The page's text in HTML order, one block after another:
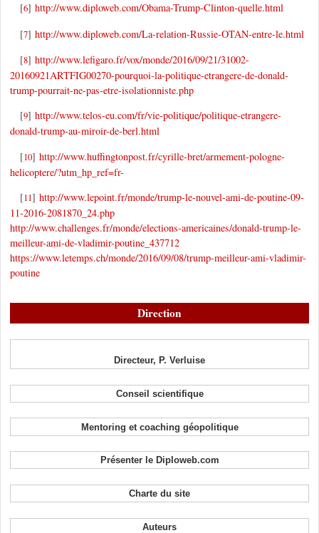
[6]http://www.diploweb.com/Obama-Trump-Clinton-quelle.html
[7]http://www.diploweb.com/La-relation-Russie-OTAN-entre-le.html
[8]http://www.lefigaro.fr/vox/monde/2016/09/21/31002-
20160921ARTFIG00270-pourquoi-la-politique-etrangere-de-donald-
trump-pourrait-ne-pas-etre-isolationniste.php
[9]http://www.telos-eu.com/fr/vie-politique/politique-etrangere-
donald-trump-au-miroir-de-berl.html
[10]http://www.huffingtonpost.fr/cyrille-bret/armement-pologne-
helicoptere/?utm_hp_ref=fr-
[11]http://www.lepoint.fr/monde/trump-le-nouvel-ami-de-poutine-09-
11-2016-2081870_24.php
http://www.challenges.fr/monde/elections-americaines/donald-trump-le-
meilleur-ami-de-vladimir-poutine_437712
https://www.letemps.ch/monde/2016/09/08/trump-meilleur-ami-vladimir-
poutine
Direction
Directeur, P. Verluise
Conseil scientifique
Mentoring et coaching géopolitique
Présenter le Diploweb.com
Charte du site
Auteurs